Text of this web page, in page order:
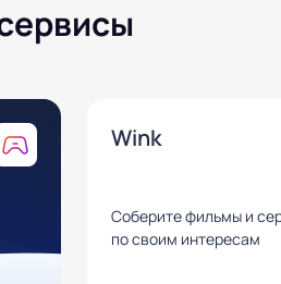
Wink
Соберите фильмы и
по своим интересам